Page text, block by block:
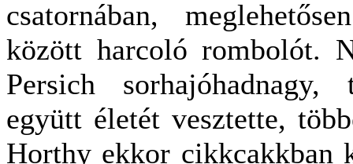
csatornában,
között harcoló rombolót.
Persich
együtt életét vesztette,
Horthy ekkor cikkcakkban